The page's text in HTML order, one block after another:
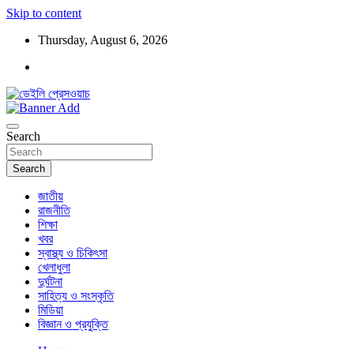
Skip to content
Thursday, August 6, 2026
ডেইলি প্রেসওয়াচ
Search
Search
জাতীয়
রাজনীতি
শিক্ষা
খবর
স্বাস্থ্য ও চিকিৎসা
খেলাধুলা
দুর্ঘটনা
সাহিত্য ও সংস্কৃতি
মিডিয়া
বিজ্ঞান ও প্রযুক্তি